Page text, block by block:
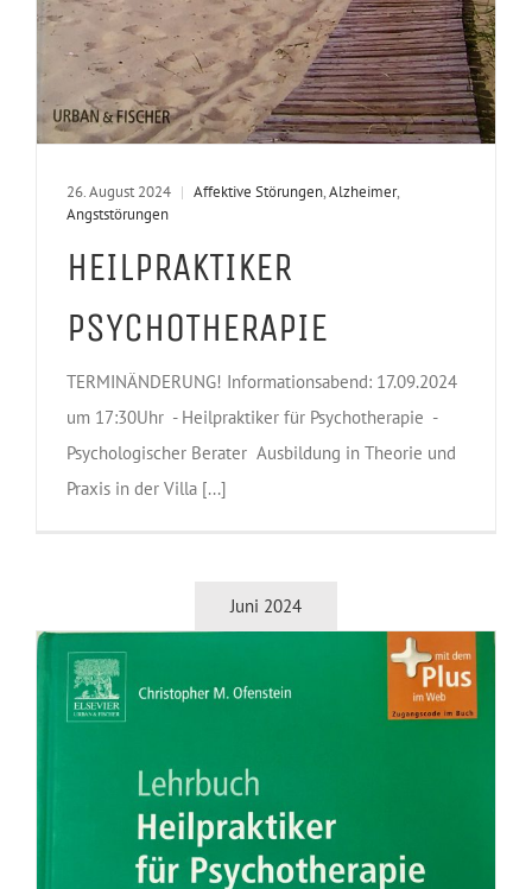
26. August 2024 | Affektive Störungen,Alzheimer,
Angststörungen
HEILPRAKTIKER
PSYCHOTHERAPIE
TERMINÄNDERUNG! Informationsabend: 17.09.2024
um 17:30Uhr - Heilpraktiker für Psychotherapie -
Psychologischer Berater Ausbildung in Theorie und
Praxis in der Villa [...]
Juni 2024